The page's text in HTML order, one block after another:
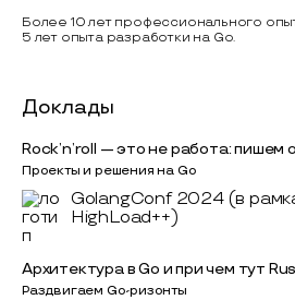
Более 10 лет профессионального
5 лет опыта разработки на Go.
Доклады
Rock’n’roll — это не работа: пишем
Проекты и решения на Go
GolangConf 2024 (в
HighLoad++)
Архитектура в Go и при чем тут
Раздвигаем Go-ризонты